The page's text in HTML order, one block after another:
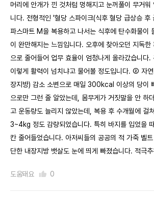
머리에 안개가 낀 것처럼 멍해지고 눈꺼풀이 무거
니다. 전형적인 '혈당 스파이크(식후 혈당 급상승 후
파스마트 M을 복용하고 나서는 식후에 탄수화물이
이 완만해지는 느낌입니다. 오후에 찾아오던 지독한
으로 줄어들어 업무 효율이 엄청나게 올라갔습니다.
이렇게 활력이 넘치냐고 물어볼 정도입니다. ② 자
장지방) 감소 소변으로 매일 300kcal 이상의 당이
으로만 그런 줄 알았는데, 몸무게가 거짓말을 안 하
고 운동량도 늘리지 않았는데, 복용 후 수개월에 걸
3~4kg 정도 감량되었습니다. 특히 바지를 입었을
칸 줄어들었습니다. 아저씨들의 공공의 적 가죽 벨
단한 내장지방 뱃살도 눈에 띄게 빠졌습니다. 적극
도움돼요 0